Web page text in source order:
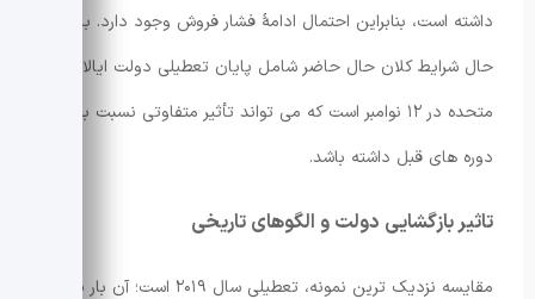
داشته است، بنابراین احتمال ادامهٔ فشار فروش وجود دارد. با این
حال شرایط کلان حال حاضر شامل پایان تعطیلی دولت ایالات
متحده در ۱۲ نوامبر است که می تواند تأثیر متفاوتی نسبت به
دوره های قبل داشته باشد.
تاثیر بازگشایی دولت و الگوهای تاریخی
مقایسه نزدیک ترین نمونه، تعطیلی سال ۲۰۱۹ است؛ آن بار بیت